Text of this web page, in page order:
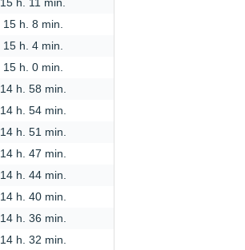
15 h. 8 min.
15 h. 4 min.
15 h. 0 min.
14 h. 58 min.
14 h. 54 min.
14 h. 51 min.
14 h. 47 min.
14 h. 44 min.
14 h. 40 min.
14 h. 36 min.
14 h. 32 min.